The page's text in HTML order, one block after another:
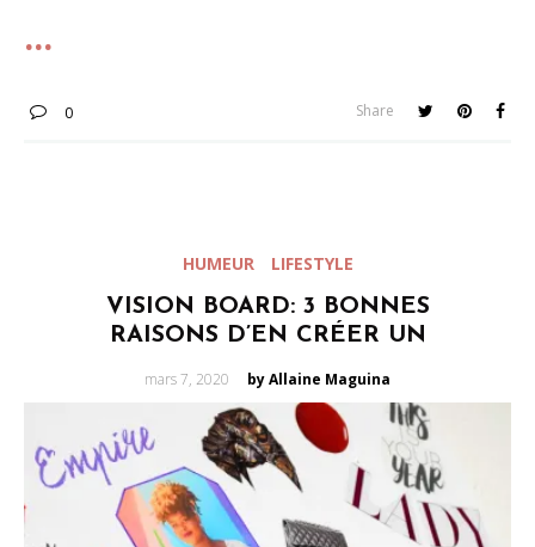
0 Share
HUMEUR LIFESTYLE
VISION BOARD: 3 BONNES
RAISONS D’EN CRÉER UN
Posted
mars 7, 2020 by Allaine Maguina